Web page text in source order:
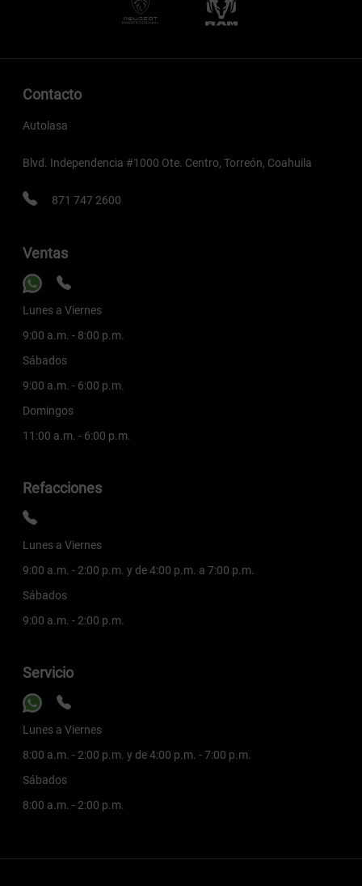
Contacto
Autolasa
Blvd. Independencia #1000 Ote. Centro, Torreón, Coahuila
871 747 2600
Ventas
Lunes a Viernes
9:00 a.m. - 8:00 p.m.
Sábados
9:00 a.m. - 6:00 p.m.
Domingos
11:00 a.m. - 6:00 p.m.
Refacciones
Lunes a Viernes
9:00 a.m. - 2:00 p.m. y de 4:00 p.m. a 7:00 p.m.
Sábados
9:00 a.m. - 2:00 p.m.
Servicio
Lunes a Viernes
8:00 a.m. - 2:00 p.m. y de 4:00 p.m. - 7:00 p.m.
Sábados
8:00 a.m. - 2:00 p.m.